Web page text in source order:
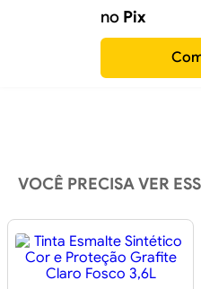
no Pix
VOCÊ PRECISA VER